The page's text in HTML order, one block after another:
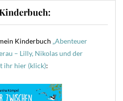
Kinderbuch „Abenteuer
– Lilly, Nikolas und der
ihr hier (klick):